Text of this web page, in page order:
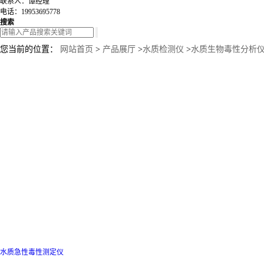
电话：19953695778
搜索
您当前的位置： 网站首页 > 产品展厅 >水质检测仪 >水质生物毒性分析
水质急性毒性测定仪